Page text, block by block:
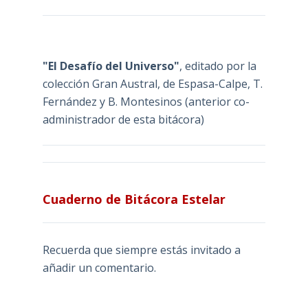
"El Desafío del Universo", editado por la
colección Gran Austral, de Espasa-Calpe, T.
Fernández y B. Montesinos (anterior co-
administrador de esta bitácora)
Cuaderno de Bitácora Estelar
Recuerda que siempre estás invitado a
añadir un comentario.